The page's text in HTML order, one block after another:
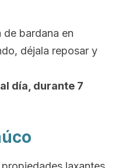
bardana en
déjala reposar y
día, durante 7